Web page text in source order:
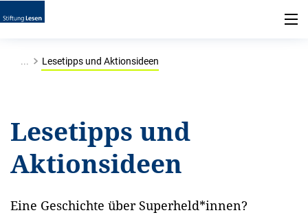
... Lesetipps und Aktionsideen
Lesetipps und
Aktionsideen
Eine Geschichte über Superheld*innen?